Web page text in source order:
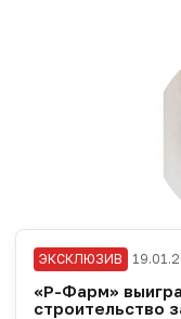
ЭКСКЛЮЗИВ
«Р-Фарм»
строительство